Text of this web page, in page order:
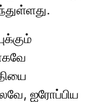
ஐரோப்பிய